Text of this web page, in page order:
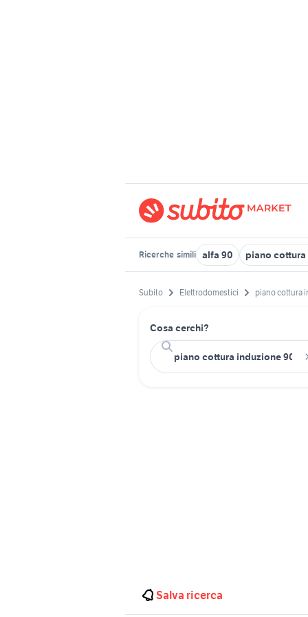
Ricerche simili alfa 90 piano cottura
Subito Elettrodomestici piano cottura
Cosa cerchi?
Salva ricerca